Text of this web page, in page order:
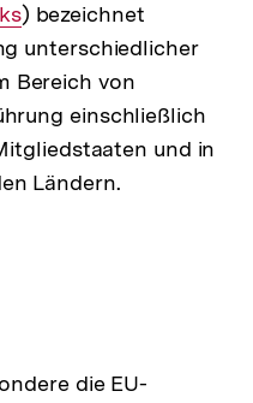
) bezeichnet
unterschiedlicher
Bereich von
einschließlich
und in
Ländern.
die EU-